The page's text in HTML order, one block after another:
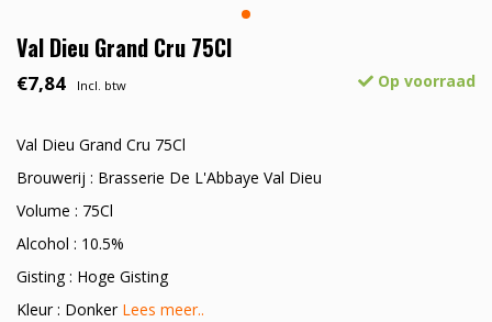
Val Dieu Grand Cru 75Cl
€7,84 Incl. btw Op voorraad
Val Dieu Grand Cru 75Cl
Brouwerij : Brasserie De L'Abbaye Val Dieu
Volume : 75Cl
Alcohol : 10.5%
Gisting : Hoge Gisting
Kleur : Donker Lees meer..